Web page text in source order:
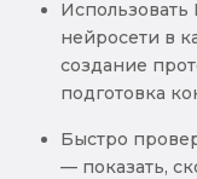
нейросети в
создание
подготовка
Быстро
— показать,